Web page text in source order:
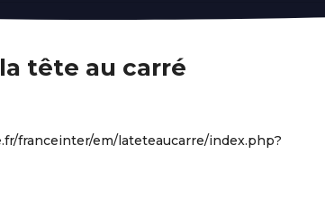
tête au carré
franceinter/em/lateteaucarre/index.php?